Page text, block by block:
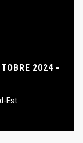
2024 -
Est